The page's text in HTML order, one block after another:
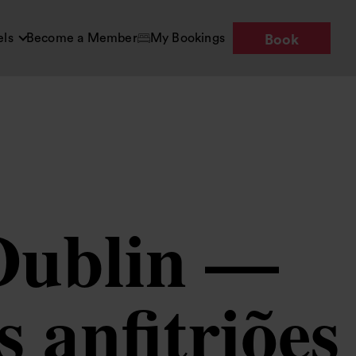
Become a Member My Bookings Book
—
anfitriões